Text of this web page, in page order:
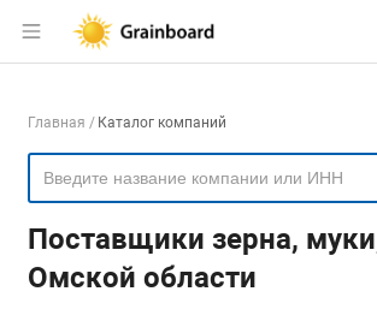
Раздел навигации по
Навигация по компаниям
Главная Каталог компаний
Поставщики зерна,
Омской области